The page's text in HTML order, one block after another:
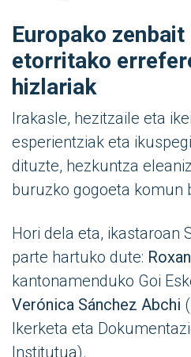
Europako
etorritako
hizlariak
Irakasle, hezitzaile eta
esperientziak eta
dituzte, hezkuntza
buruzko gogoeta komun
Hori dela eta, ikastaroan
parte hartuko dute:
kantonamenduko Goi
Verónica Sánchez Abchi
Ikerketa eta
Institutua).